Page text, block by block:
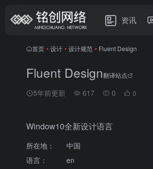
资讯
首页 • 设计 • 设计规范 • Fluent Design
Fluent Design翻译站点
5年前更新 617 0 0
Window10全新设计语言
所在地：
中国
语言：
en